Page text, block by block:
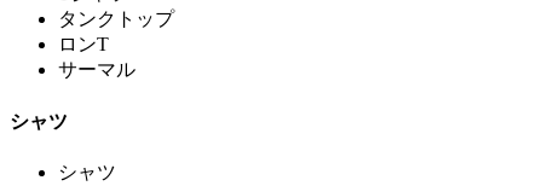
タンクトップ
ロンT
サーマル
シャツ
シャツ